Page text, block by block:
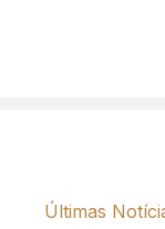
Últimas